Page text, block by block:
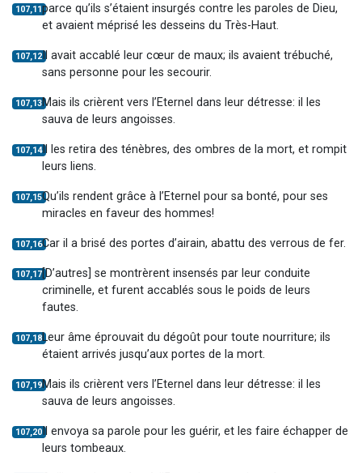
107,11parce qu’ils s’étaient insurgés contre les paroles de Dieu,
et avaient méprisé les desseins du Très-Haut.
107,12 Il avait accablé leur cœur de maux; ils avaient trébuché,
sans personne pour les secourir.
107,13Mais ils crièrent vers l’Eternel dans leur détresse: il les
sauva de leurs angoisses.
107,14Il les retira des ténèbres, des ombres de la mort, et rompit
leurs liens.
107,15Qu’ils rendent grâce à l’Eternel pour sa bonté, pour ses
miracles en faveur des hommes!
107,16Car il a brisé des portes d’airain, abattu des verrous de fer.
107,17[D’autres] se montrèrent insensés par leur conduite
criminelle, et furent accablés sous le poids de leurs
fautes.
107,18Leur âme éprouvait du dégoût pour toute nourriture; ils
étaient arrivés jusqu’aux portes de la mort.
107,19Mais ils crièrent vers l’Eternel dans leur détresse: il les
sauva de leurs angoisses.
107,20 Il envoya sa parole pour les guérir, et les faire échapper de
leurs tombeaux.